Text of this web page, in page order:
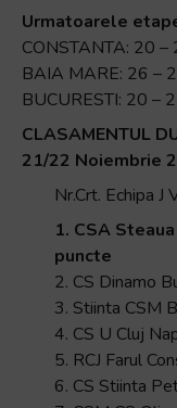
Urmatoarele
CONSTANTA: 20
BAIA MARE: 26 –
BUCURESTI: 20 –
CLASAMENTUL
21/22 Noiembrie
Nr.Crt. Echipa J
1. CSA
puncte
2. CS Dinamo
3. Stiinta CSM
4. CS U Cluj
5. RCJ Farul
6. CS Stiinta